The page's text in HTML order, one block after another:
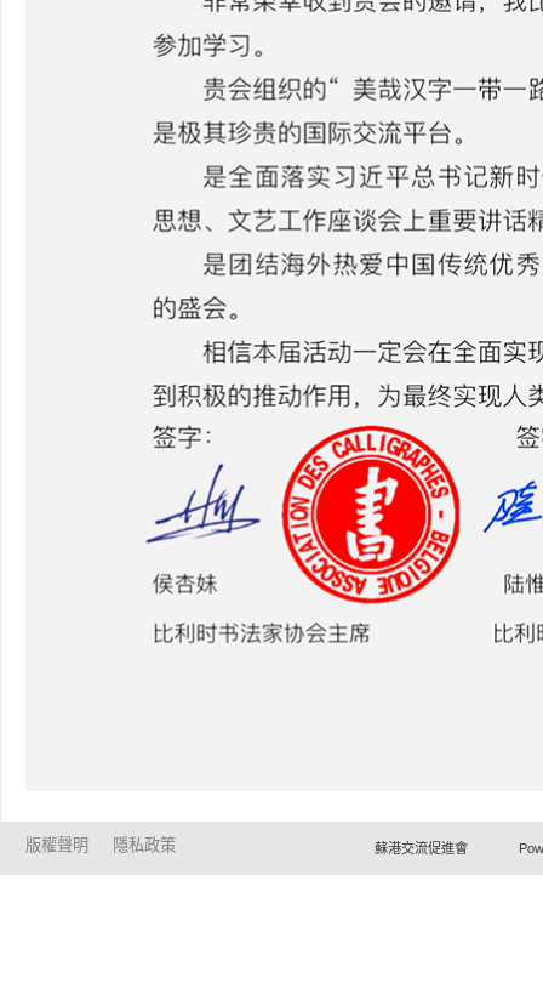
版權聲明 隱私政策 蘇港交流促進會